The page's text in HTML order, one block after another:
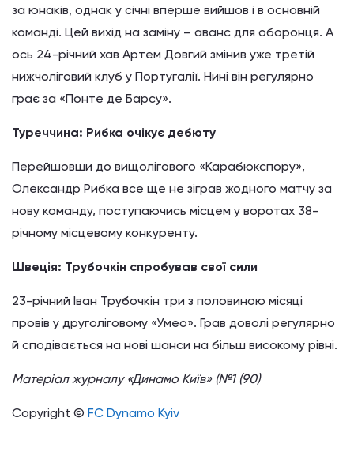
за юнаків, однак у січні вперше вийшов і в основній
команді. Цей вихід на заміну – аванс для оборонця. А
ось 24-річний хав Артем Довгий змінив уже третій
нижчоліговий клуб у Португалії. Нині він регулярно
грає за «Понте де Барсу».
Туреччина: Рибка очікує дебюту
Перейшовши до вищолігового «Карабюкспору»,
Олександр Рибка все ще не зіграв жодного матчу за
нову команду, поступаючись місцем у воротах 38-
річному місцевому конкуренту.
Швеція: Трубочкін спробував свої сили
23-річний Іван Трубочкін три з половиною місяці
провів у друголіговому «Умео». Грав доволі регулярно
й сподівається на нові шанси на більш високому рівні.
Матеріал журналу «Динамо Київ» (№1 (90)
Copyright © FC Dynamo Kyiv